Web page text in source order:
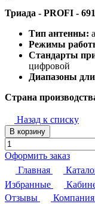
Триада - PROFI - 691
Тип антенны:
Режимы
Стандарты
цифровой
Диапазоны
Страна
Назад к списку
В корзину
Оформить заказ
Главная
Избранные
Отзывы
Компания